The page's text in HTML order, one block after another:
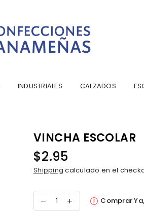
INDUSTRIALES CALZADOS
VINCHA ESCOLAR
Precio
habitual
$2.95
Shipping calculado en el
Comprar